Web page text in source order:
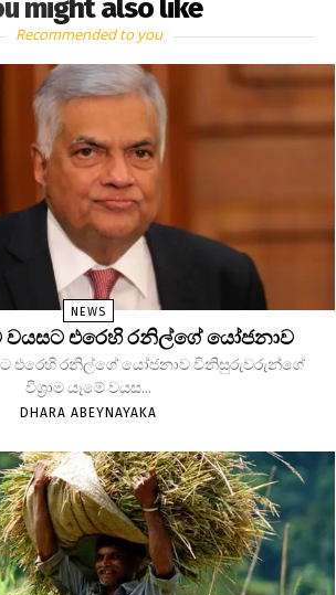
might also like
Recommended to you
NEWS
වයසට එරෙහි රනිල්ගේ යෝජනාව
එරෙහි රනිල්ගේ යෝජනාව විනිසුරුවරුන්ගේ
විශ්‍රාම යෑමේ වයස...
DHARA ABEYNAYAKA